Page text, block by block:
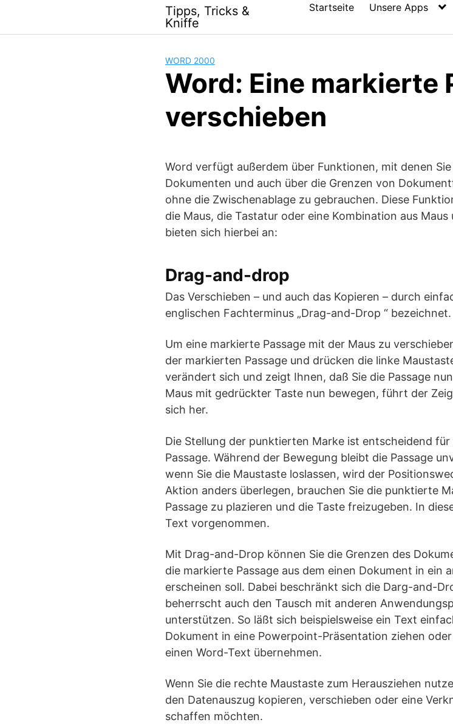
content
Tipps, Tricks &
Kniffe
Startseite Unsere Apps
WORD 2000
Word: Eine markierte
verschieben
Word verfügt außerdem über Funktionen, mit denen
Dokumenten und auch über die Grenzen von
ohne die Zwischenablage zu gebrauchen. Diese
die Maus, die Tastatur oder eine Kombination aus
bieten sich hierbei an:
Drag-and-drop
Das Verschieben – und auch das Kopieren – durch
englischen Fachterminus „Drag-and-Drop “ bezeichnet.
Um eine markierte Passage mit der Maus zu
der markierten Passage und drücken die linke
verändert sich und zeigt Ihnen, daß Sie die Passage
Maus mit gedrückter Taste nun bewegen, führt der
sich her.
Die Stellung der punktierten Marke ist entscheidend
Passage. Während der Bewegung bleibt die Passage
wenn Sie die Maustaste loslassen, wird der
Aktion anders überlegen, brauchen Sie die punktierte
Passage zu plazieren und die Taste freizugeben. In
Text vorgenommen.
Mit Drag-and-Drop können Sie die Grenzen des
die markierte Passage aus dem einen Dokument in ein
erscheinen soll. Dabei beschränkt sich die Darg-and-
beherrscht auch den Tausch mit anderen
unterstützen. So läßt sich beispielsweise ein Text
Dokument in eine Powerpoint-Präsentation ziehen
einen Word-Text übernehmen.
Wenn Sie die rechte Maustaste zum Herausziehen
den Datenauszug kopieren, verschieben oder eine
schaffen möchten.